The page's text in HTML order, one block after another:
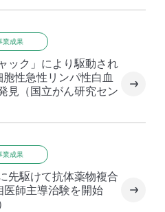
業成果
ック」により駆動され
性急性リンパ性白血
見（国立がん研究セン
業成果
先駆けて抗体薬物複合
師主導治験を開始